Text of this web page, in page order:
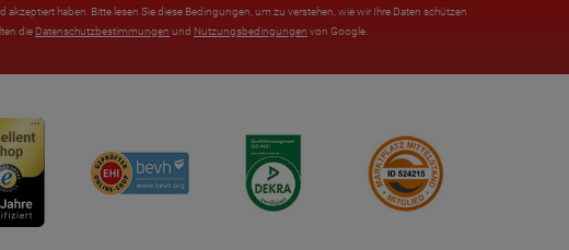
akzeptiert haben. Bitte lesen Sie diese Bedingungen, um zu verstehen, wie wir Ihre Daten schützen
die Datenschutzbestimmungen und Nutzungsbedingungen von Google.